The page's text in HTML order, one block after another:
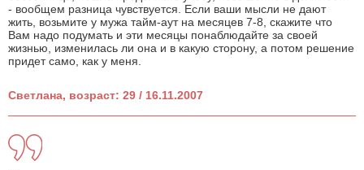
- вообщем разница чувствуется. Если ваши мысли не дают
жить, возьмите у мужа тайм-аут на месяцев 7-8, скажите что
Вам надо подумать и эти месяцы понаблюдайте за своей
жизнью, изменилась ли она и в какую сторону, а потом решение
придет само, как у меня.
Светлана, возраст: 29 / 16.11.2007